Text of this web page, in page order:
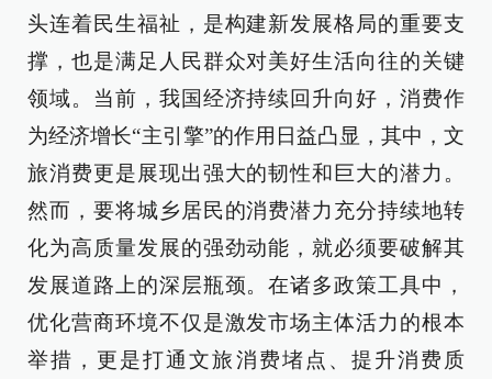
头连着民生福祉，是构建新发展格局的重要支
撑，也是满足人民群众对美好生活向往的关键
领域。当前，我国经济持续回升向好，消费作
为经济增长“主引擎”的作用日益凸显，其中，文
旅消费更是展现出强大的韧性和巨大的潜力。
然而，要将城乡居民的消费潜力充分持续地转
化为高质量发展的强劲动能，就必须要破解其
发展道路上的深层瓶颈。在诸多政策工具中，
优化营商环境不仅是激发市场主体活力的根本
举措，更是打通文旅消费堵点、提升消费质